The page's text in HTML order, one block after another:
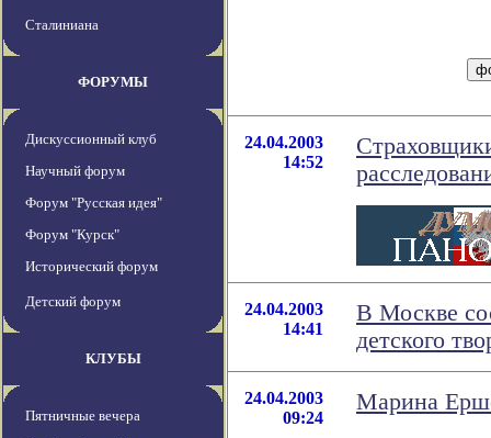
Сталиниана
ФОРУМЫ
Дискуссионный клуб
Научный форум
Форум "Русская идея"
Форум "Курск"
Исторический форум
Детский форум
КЛУБЫ
Пятничные вечера
24.04.2003
14:52
24.04.2003
14:41
В Москве
детского
24.04.2003
09:24
Марина